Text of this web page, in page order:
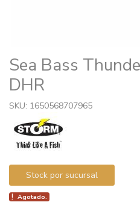
Sea Bass
DHR
SKU: 1650568707965
Stock por sucursal
Agotado.